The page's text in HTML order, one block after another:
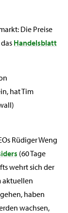
Die Preise
Handelsblatt
hat Tim
Rüdiger Weng
(60 Tage
wehrt sich der
aktuellen
haben
wachsen,